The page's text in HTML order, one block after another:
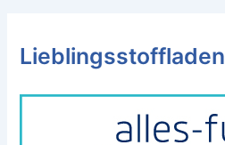
Lieblingsstoffladen